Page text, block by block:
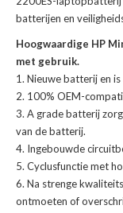
batterijen en
Hoogwaardige HP
met gebruik.
Nieuwe batterij en
100% OEM-
A grade batterij
van de batterij.
Ingebouwde
Cyclusfunctie met
Na strenge
ontmoeten of